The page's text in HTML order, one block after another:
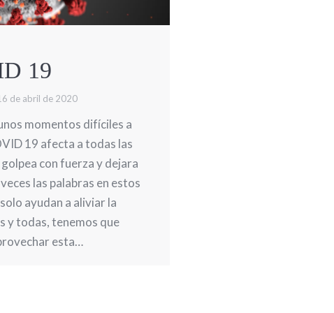
19
de abril de 2020
momentos difíciles a
19 afecta a todas las
con fuerza y dejara
las palabras en estos
ayudan a aliviar la
y todas, tenemos que
esta…